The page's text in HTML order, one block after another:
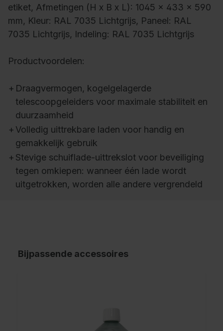
etiket, Afmetingen (H x B x L): 1045 x 433 x 590
mm, Kleur: RAL 7035 Lichtgrijs, Paneel: RAL
7035 Lichtgrijs, Indeling: RAL 7035 Lichtgrijs
Productvoordelen:
+ Draagvermogen, kogelgelagerde
telescoopgeleiders voor maximale stabiliteit en
duurzaamheid
+ Volledig uittrekbare laden voor handig en
gemakkelijk gebruik
+ Stevige schuiflade-uittrekslot voor beveiliging
tegen omkiepen: wanneer één lade wordt
uitgetrokken, worden alle andere vergrendeld
Bijpassende accessoires